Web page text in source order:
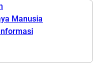
Manusia